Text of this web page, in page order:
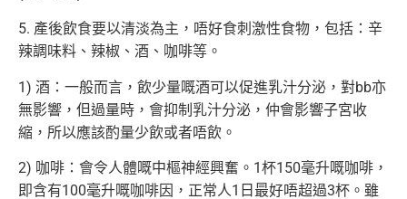
5. 產後飲食要以清淡為主，唔好食刺激性食物，包括：辛
辣調味料、辣椒、酒、咖啡等。
1) 酒：一般而言，飲少量嘅酒可以促進乳汁分泌，對bb亦
無影響，但過量時，會抑制乳汁分泌，仲會影響子宮收
縮，所以應該酌量少飲或者唔飲。
2) 咖啡：會令人體嘅中樞神經興奮。1杯150毫升嘅咖啡，
即含有100毫升嘅咖啡因，正常人1日最好唔超過3杯。雖